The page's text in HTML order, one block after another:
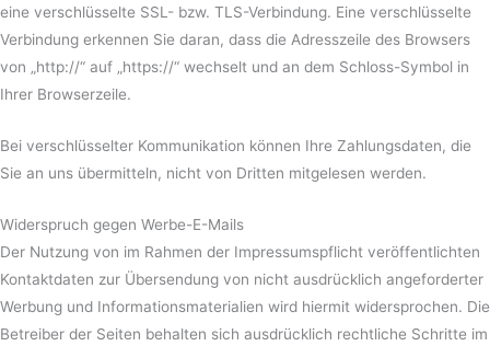
eine verschlüsselte SSL- bzw. TLS-Verbindung. Eine verschlüsselte
Verbindung erkennen Sie daran, dass die Adresszeile des Browsers
von „http://“ auf „https://“ wechselt und an dem Schloss-Symbol in
Ihrer Browserzeile.
Bei verschlüsselter Kommunikation können Ihre Zahlungsdaten, die
Sie an uns übermitteln, nicht von Dritten mitgelesen werden.
Widerspruch gegen Werbe-E-Mails
Der Nutzung von im Rahmen der Impressumspflicht veröffentlichten
Kontaktdaten zur Übersendung von nicht ausdrücklich angeforderter
Werbung und Informationsmaterialien wird hiermit widersprochen. Die
Betreiber der Seiten behalten sich ausdrücklich rechtliche Schritte im